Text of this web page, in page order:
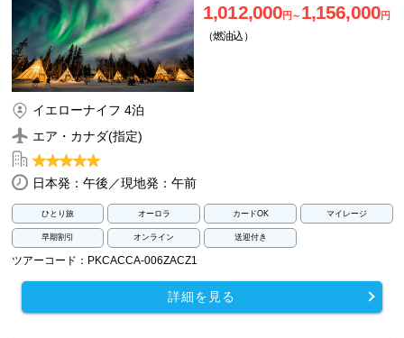
1,012,000円～ 1,156,000円
（燃油込）
イエローナイフ 4泊
エア・カナダ(指定)
日本発：午後／現地発：午前
ひとり旅 オーロラ カードOK マイレージ
早期割引 オンライン 送迎付き
ツアーコード：PKCACCA-006ZACZ1
詳細を見る